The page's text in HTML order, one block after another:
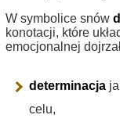
W symbolice snów
konotacji, które
emocjonalnej
determinacja
celu,